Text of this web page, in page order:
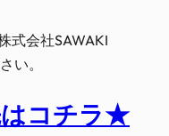
式会社SAWAKI
い。
コチラ★